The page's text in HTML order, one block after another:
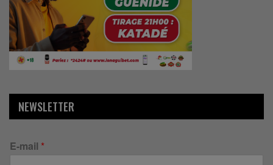
NEWSLETTER
E-mail *